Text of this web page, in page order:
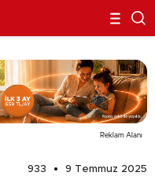
Reklam Alanı
933
9 Temmuz 2025